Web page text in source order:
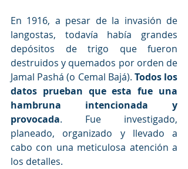
En 1916, a pesar de la invasión de
langostas, todavía había grandes
depósitos de trigo que fueron
destruidos y quemados por orden de
Jamal Pashá (o Cemal Bajá). Todos los
datos prueban que esta fue una
hambruna intencionada y
provocada. Fue investigado,
planeado, organizado y llevado a
cabo con una meticulosa atención a
los detalles.